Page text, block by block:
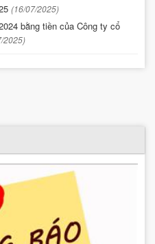
(16/07/2025)
bằng tiền của Công ty cổ
2025)